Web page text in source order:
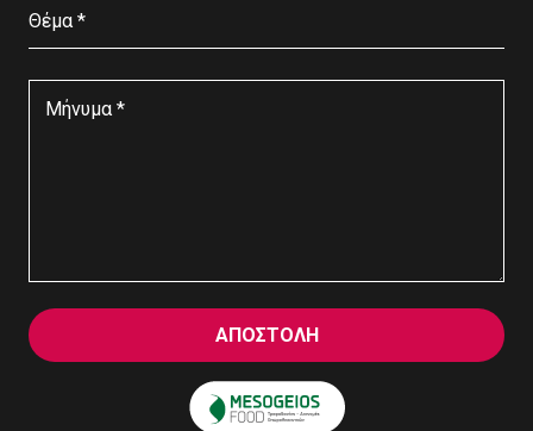
ΑΠΟΣΤΟΛΗ